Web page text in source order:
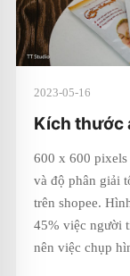
2023-05-16
Kích thước
600 x 600
và độ phân giải
trên shopee.
45% việc người
nên việc chụp